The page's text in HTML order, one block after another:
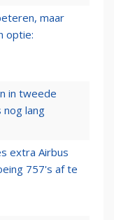
maar
optie:
in tweede
nog lang
extra Airbus
757's af te